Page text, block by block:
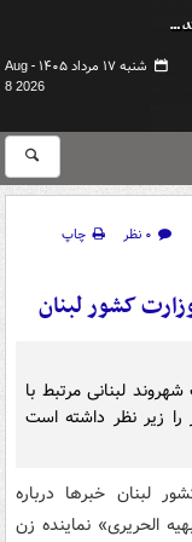
شنبه ۱۷ مرداد ۱۴۰۵ -
Aug
8 2026
۰ نظر
چاپ
کشور لبنان
لبنانی مرتبط با
را زیر نظر داشته است
لبنان خبرها درباره
الحریری» نماینده زن